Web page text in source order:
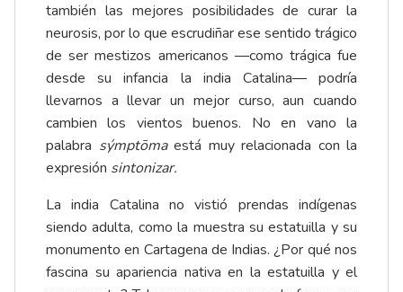
también las mejores posibilidades de curar la
neurosis, por lo que escrudiñar ese sentido trágico
de ser mestizos americanos ―como trágica fue
desde su infancia la india Catalina― podría
llevarnos a llevar un mejor curso, aun cuando
cambien los vientos buenos. No en vano la
palabra sýmptōmaestá muy relacionada con la
expresión sintonizar.
La india Catalina no vistió prendas indígenas
siendo adulta, como la muestra su estatuilla y su
monumento en Cartagena de Indias. ¿Por qué nos
fascina su apariencia nativa en la estatuilla y el